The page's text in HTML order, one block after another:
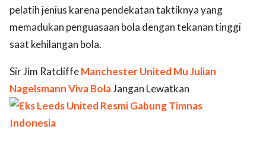
pelatih jenius karena pendekatan taktiknya yang
memadukan penguasaan bola dengan tekanan tinggi
saat kehilangan bola.
Sir Jim RatcliffeManchester United MuJulian
NagelsmannViva BolaJangan Lewatkan